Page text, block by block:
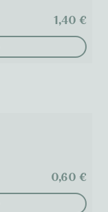
1,40€
0,60€